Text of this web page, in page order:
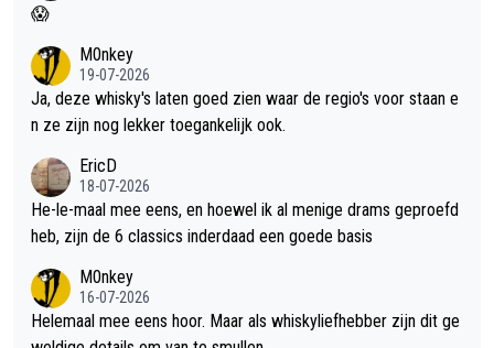
😱
M0nkey
19-07-2026
Ja, deze whisky's laten goed zien waar de regio's voor staan e
n ze zijn nog lekker toegankelijk ook.
EricD
18-07-2026
He-le-maal mee eens, en hoewel ik al menige drams geproefd
heb, zijn de 6 classics inderdaad een goede basis
M0nkey
16-07-2026
Helemaal mee eens hoor. Maar als whiskyliefhebber zijn dit ge